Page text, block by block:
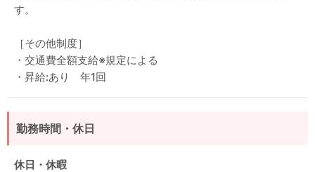
す。
［その他制度］
・交通費全額支給※規定による
・昇給:あり 年1回
勤務時間・休日
休日・休暇